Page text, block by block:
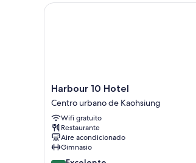
Harbour
10
Hotel
Centro
urbano
de
Kaohsiung
Harbour 10 Hotel
Centro urbano de Kaohsiung
Wifi gratuito
Restaurante
Aire acondicionado
Gimnasio
Harbour 10 Hotel